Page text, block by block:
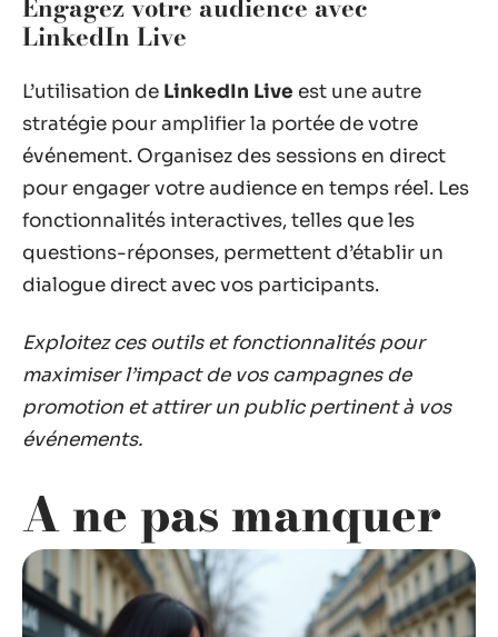
Engagez votre audience avec
LinkedIn Live
L’utilisation de LinkedIn Live est une autre
stratégie pour amplifier la portée de votre
événement. Organisez des sessions en direct
pour engager votre audience en temps réel. Les
fonctionnalités interactives, telles que les
questions-réponses, permettent d’établir un
dialogue direct avec vos participants.
Exploitez ces outils et fonctionnalités pour
maximiser l’impact de vos campagnes de
promotion et attirer un public pertinent à vos
événements.
A ne pas manquer